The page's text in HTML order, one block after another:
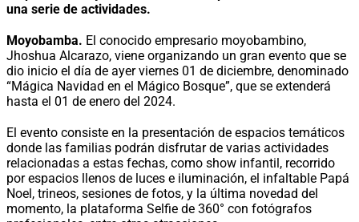
una serie de actividades.
Moyobamba. El conocido empresario moyobambino,
Jhoshua Alcarazo, viene organizando un gran evento que se
dio inicio el día de ayer viernes 01 de diciembre, denominado
“Mágica Navidad en el Mágico Bosque”, que se extenderá
hasta el 01 de enero del 2024.
El evento consiste en la presentación de espacios temáticos
donde las familias podrán disfrutar de varias actividades
relacionadas a estas fechas, como show infantil, recorrido
por espacios llenos de luces e iluminación, el infaltable Papá
Noel, trineos, sesiones de fotos, y la última novedad del
momento, la plataforma Selfie de 360° con fotógrafos